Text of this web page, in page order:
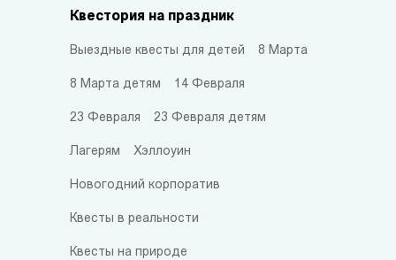
Квестория на праздник
Выездные квесты для детей 8 Марта
8 Марта детям 14 Февраля
23 Февраля 23 Февраля детям
Лагерям Хэллоуин
Новогодний корпоратив
Квесты в реальности
Квесты на природе